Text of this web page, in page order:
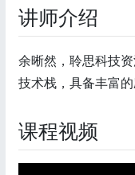
讲师介绍
余晰然，聆思科技
技术栈，具备丰富的
课程视频